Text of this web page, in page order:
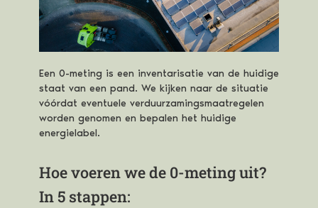
Een 0-meting is een inventarisatie van de huidige
staat van een pand. We kijken naar de situatie
vóórdat eventuele verduurzamingsmaatregelen
worden genomen en bepalen het huidige
energielabel.
Hoe voeren we de 0-meting uit?
In 5 stappen: